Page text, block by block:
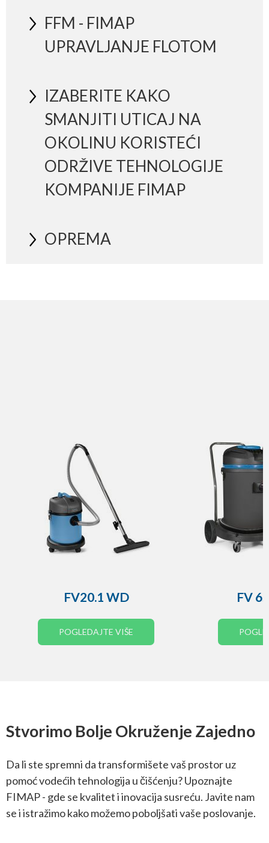
FFM - FIMAP
UPRAVLJANJE FLOTOM
IZABERITE KAKO
SMANJITI UTICAJ NA
OKOLINU KORISTEĆI
ODRŽIVE TEHNOLOGIJE
KOMPANIJE FIMAP
OPREMA
FV20.1 WD
POGLEDAJTE VIŠE
FV
Stvorimo Bolje Okruženje Zajedno
Da li ste spremni da transformišete vaš prostor uz
pomoć vodećih tehnologija u čišćenju? Upoznajte
FIMAP - gde se kvalitet i inovacija susreću. Javite nam
se i istražimo kako možemo poboljšati vaše poslovanje.